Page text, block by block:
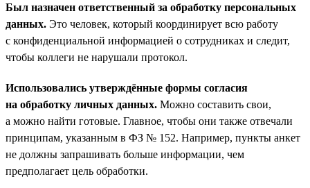
Был назначен ответственный за обработку персональных
данных. Это человек, который координирует всю работу
с конфиденциальной информацией о сотрудниках и следит,
чтобы коллеги не нарушали протокол.
Использовались утверждённые формы согласия
на обработку личных данных. Можно составить свои,
а можно найти готовые. Главное, чтобы они также отвечали
принципам, указанным в ФЗ № 152. Например, пункты анкет
не должны запрашивать больше информации, чем
предполагает цель обработки.